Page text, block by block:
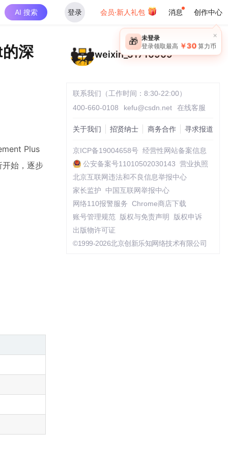
AI 搜索 登录 会员·新人礼包 消息 创作中心
×
🎁 未登录
登录领取最高 ￥30 算力币
深
Plus
始，逐步
weixin_31710909
联系我们（工作时间：8:30-22:00）
400-660-0108
kefu@csdn.net 在线客服
关于我们 招贤纳士 商务合作 寻求报道
京ICP备19004658号 经营性网站备案信息
公安备案号11010502030143 营业执照
北京互联网违法和不良信息举报中心
家长监护
中国互联网举报中心
网络110报警服务 Chrome商店下载
账号管理规范
版权与免责声明
版权申诉
出版物许可证
©1999-2026北京创新乐知网络技术有限公司